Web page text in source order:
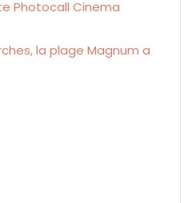
la plage Magnum a